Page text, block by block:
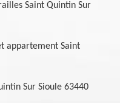
Saint Quintin Sur
appartement Saint
Sur Sioule 63440